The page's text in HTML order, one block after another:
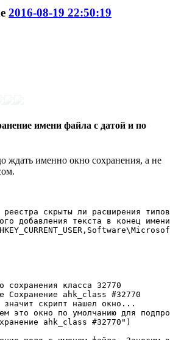
2016-08-19 22:50:19
имени файла с датой и по
ждать именно окно сохранения, а не
скрыты ли расширения
добавления текста в конец